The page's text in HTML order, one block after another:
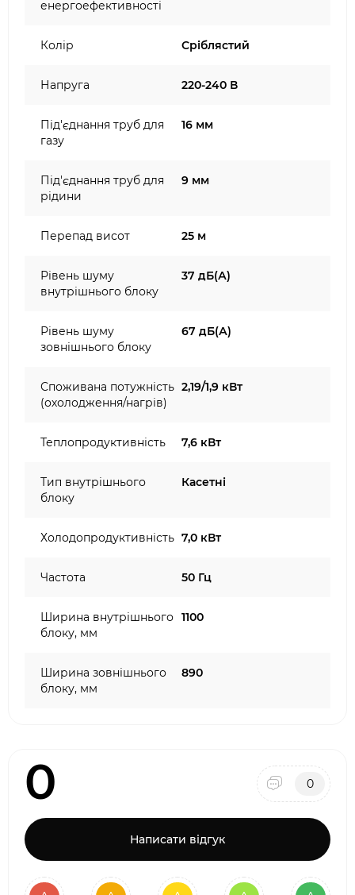
енергоефективності
Колір Сріблястий
Напруга 220-240 В
Під'єднання труб для
газу
16 мм
Під'єднання труб для
рідини
9 мм
Перепад висот 25 м
Рівень шуму
внутрішнього блоку
37 дБ(А)
Рівень шуму
зовнішнього блоку
67 дБ(А)
Споживана потужність
(охолодження/нагрів)
2,19/1,9 кВт
Теплопродуктивність 7,6 кВт
Тип внутрішнього
блоку
Касетні
Холодопродуктивність 7,0 кВт
Частота 50 Гц
Ширина внутрішнього
блоку, мм
1100
Ширина зовнішнього
блоку, мм
890
0 0
Написати відгук